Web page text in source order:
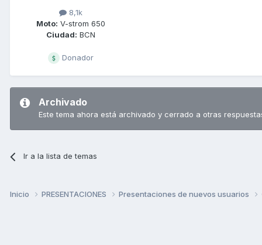
8,1k
Moto: V-strom 650
Ciudad: BCN
Donador
Archivado
Este tema ahora está archivado y cerrado a otras
Ir a la lista de temas
Inicio PRESENTACIONES Presentaciones de nuevos usuarios